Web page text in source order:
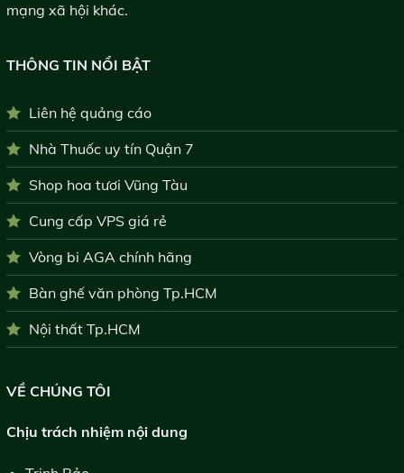
mạng xã hội khác.
THÔNG TIN NỔI BẬT
Liên hệ quảng cáo
Nhà Thuốc uy tín Quận 7
Shop hoa tươi Vũng Tàu
Cung cấp VPS giá rẻ
Vòng bi AGA chính hãng
Bàn ghế văn phòng Tp.HCM
Nội thất Tp.HCM
VỀ CHÚNG TÔI
Chịu trách nhiệm nội dung